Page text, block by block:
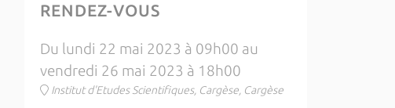
RENDEZ-VOUS
Du lundi 22 mai 2023 à 09h00 au
vendredi 26 mai 2023 à 18h00
Institut d'Etudes Scientifiques, Cargèse, Cargèse